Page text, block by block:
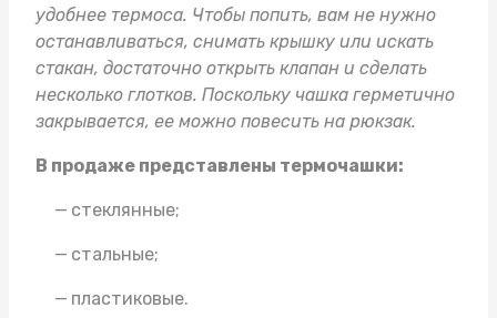
удобнее термоса. Чтобы попить, вам не нужно
останавливаться, снимать крышку или искать
стакан, достаточно открыть клапан и сделать
несколько глотков. Поскольку чашка герметично
закрывается, ее можно повесить на рюкзак.
В продаже представлены термочашки:
стеклянные;
стальные;
пластиковые.